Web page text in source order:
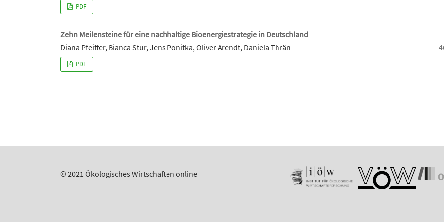
PDF
Zehn Meilensteine für eine nachhaltige Bioenergiestrategie in Deutschland
Diana Pfeiffer, Bianca Stur, Jens Ponitka, Oliver Arendt, Daniela Thrän
PDF
© 2021 Ökologisches Wirtschaften online